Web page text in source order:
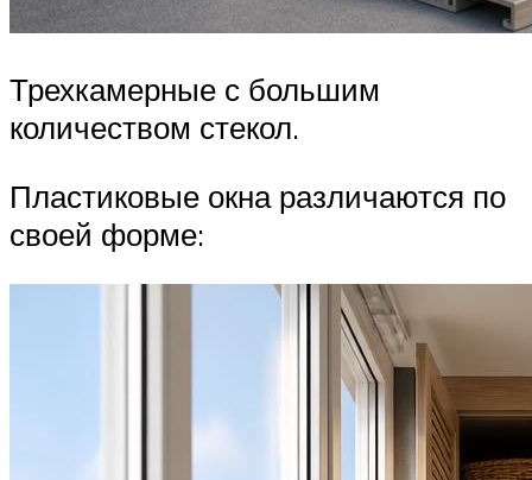
Трехкамерные с большим
количеством стекол.
Пластиковые окна различаются по
своей форме: